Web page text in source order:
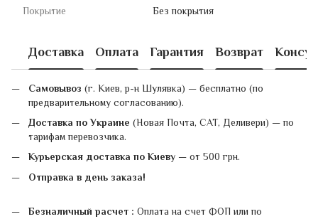
Покрытие Без покрытия
Доставка Оплата Гарантия Возврат
Самовывоз (г. Киев, р-н Шулявка) — бесплатно (по
предварительному согласованию).
Доставка по Украине (Новая Почта, САТ, Деливери) — по
тарифам перевозчика.
Курьерская доставка по Киеву — от 500 грн.
Отправка в день заказа!
Безналичный расчет : Оплата на счет ФОП или по